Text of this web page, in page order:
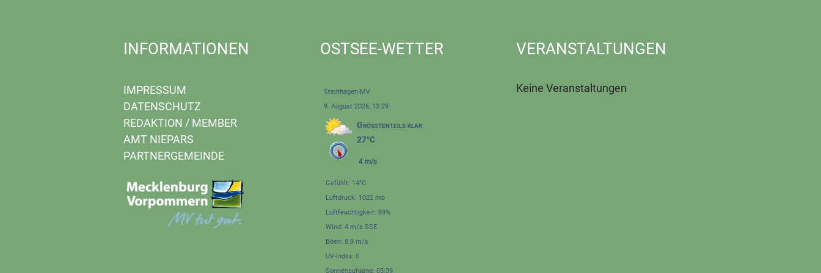
INFORMATIONEN
IMPRESSUM
DATENSCHUTZ
REDAKTION / MEMBER
AMT NIEPARS
PARTNERGEMEINDE
OSTSEE-WETTER
Steinhagen-MV
9. August 2026, 13:29
Größtenteils klar
27°C
4 m/s
Gefühlt: 14°C
Luftdruck: 1022 mb
Luftfeuchtigkeit: 89%
Wind: 4 m/s SSE
Böen: 8.9 m/s
UV-Index: 0
Sonnenaufgang: 05:39
VERANSTALTUNGEN
Keine Veranstaltungen